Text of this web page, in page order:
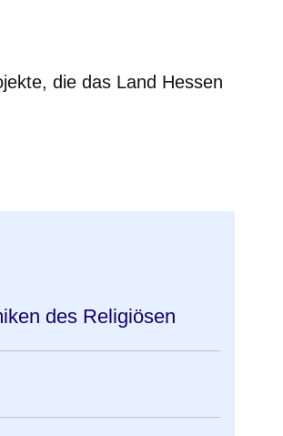
die das Land Hessen
des Religiösen